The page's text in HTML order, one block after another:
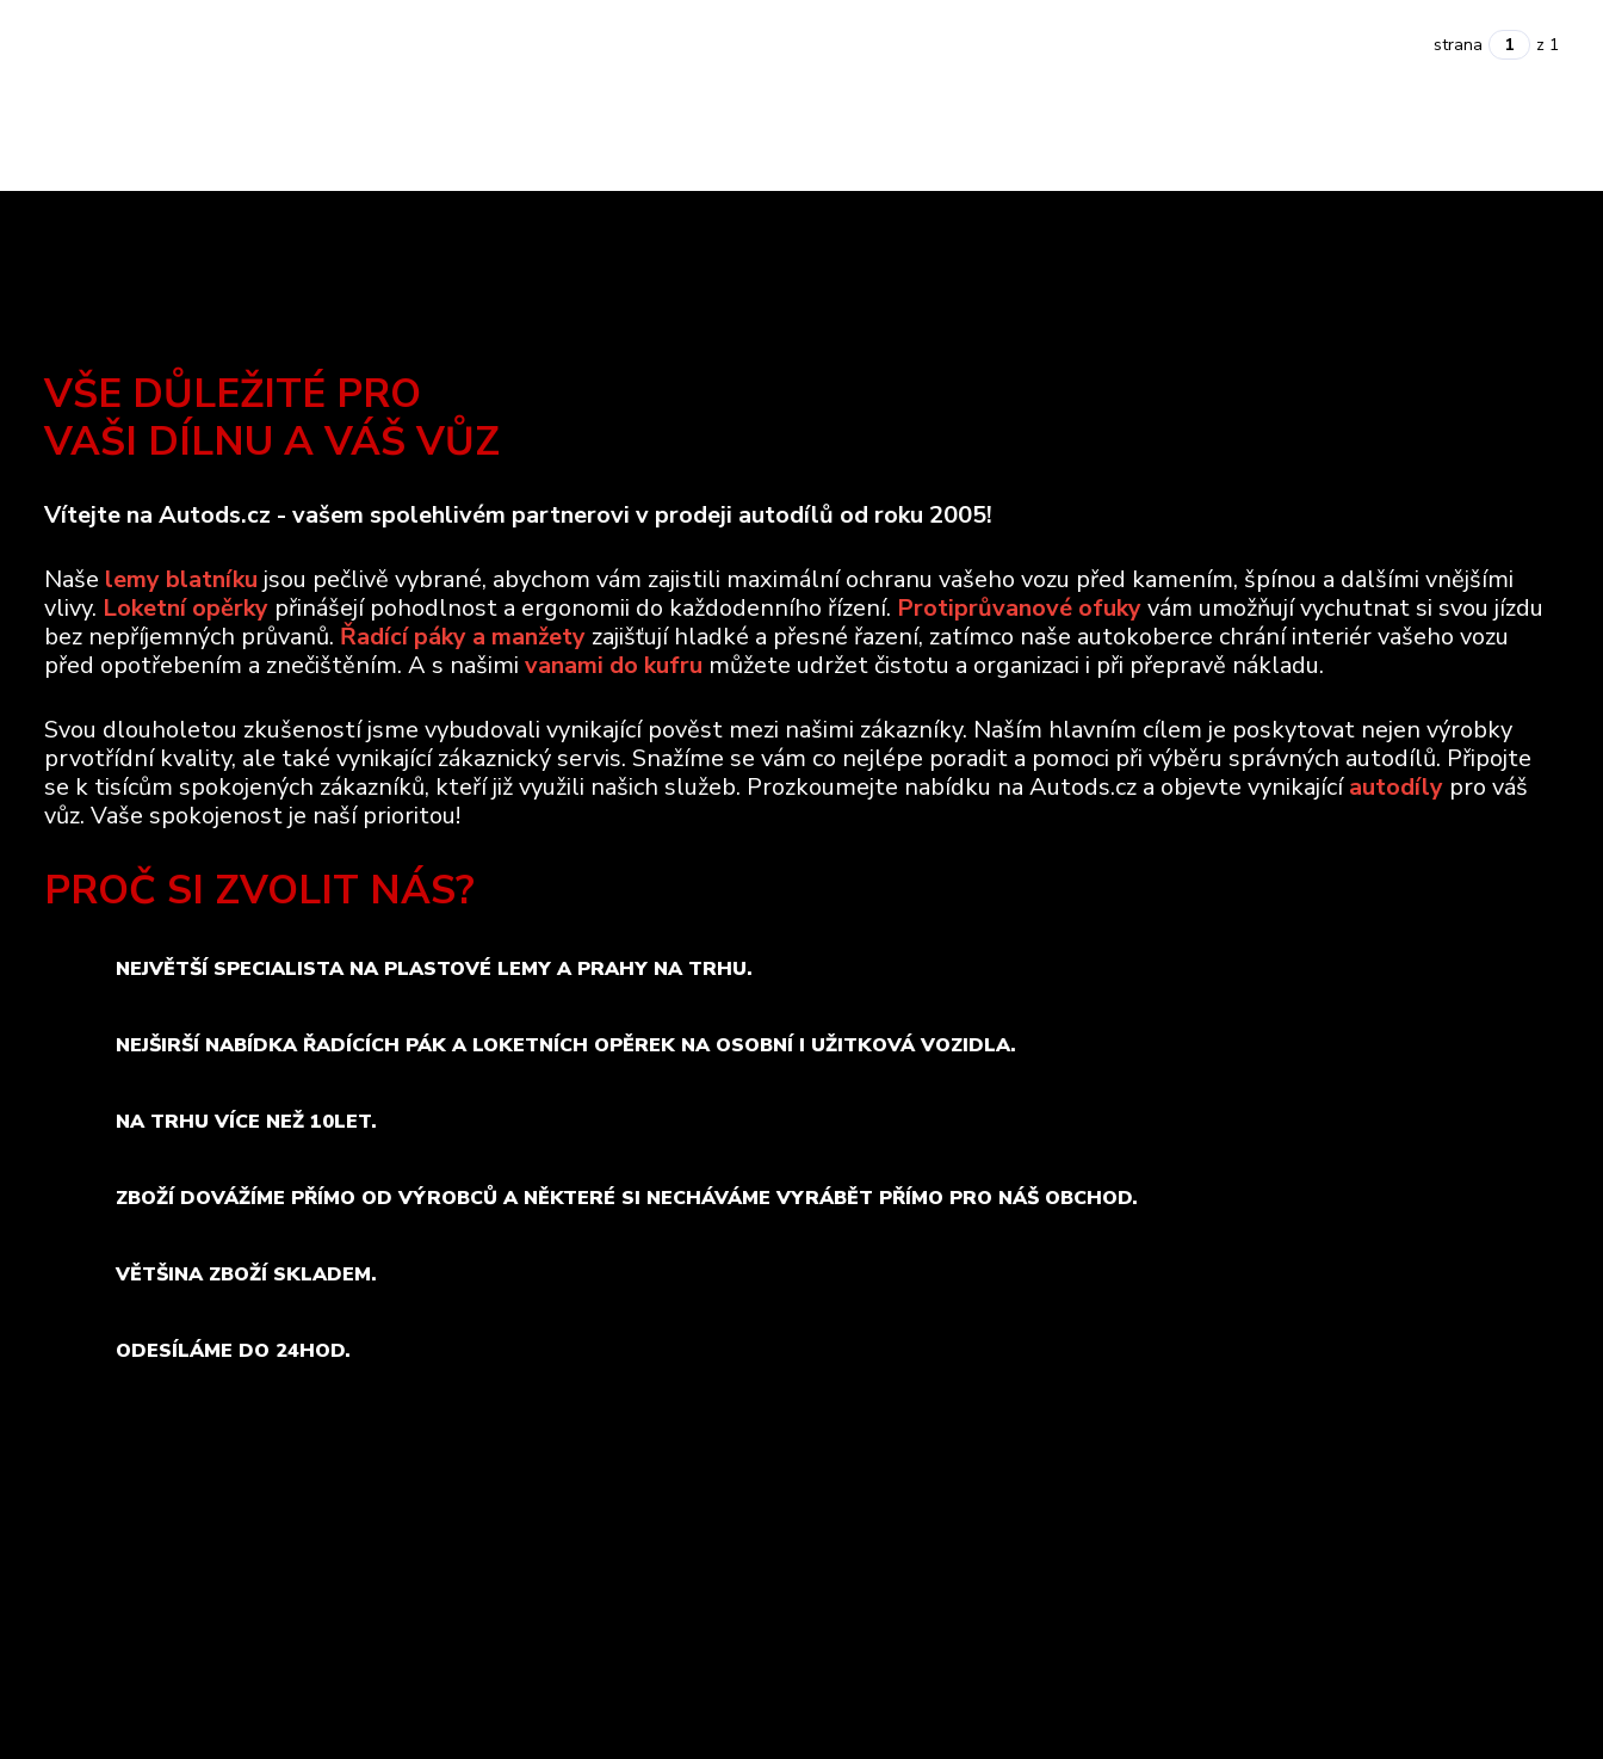
strana z 1
VŠE DŮLEŽITÉ PRO
VAŠI DÍLNU A VÁŠ VŮZ
Vítejte na Autods.cz - vašem spolehlivém partnerovi v prodeji autodílů od roku 2005!
Naše lemy blatníku jsou pečlivě vybrané, abychom vám zajistili maximální ochranu vašeho vozu před kamením, špínou a dalšími vnějšími
vlivy. Loketní opěrky přinášejí pohodlnost a ergonomii do každodenního řízení. Protiprůvanové ofukyvám umožňují vychutnat si svou jízdu
bez nepříjemných průvanů. Řadící páky a manžety zajišťují hladké a přesné řazení, zatímco naše autokoberce chrání interiér vašeho vozu
před opotřebením a znečištěním. A s našimi vanami do kufru můžete udržet čistotu a organizaci i při přepravě nákladu.
Svou dlouholetou zkušeností jsme vybudovali vynikající pověst mezi našimi zákazníky. Naším hlavním cílem je poskytovat nejen výrobky
prvotřídní kvality, ale také vynikající zákaznický servis. Snažíme se vám co nejlépe poradit a pomoci při výběru správných autodílů. Připojte
se k tisícům spokojených zákazníků, kteří již využili našich služeb. Prozkoumejte nabídku na Autods.cz a objevte vynikajícíautodíly pro váš
vůz. Vaše spokojenost je naší prioritou!
PROČ SI ZVOLIT NÁS?
NEJVĚTŠÍ SPECIALISTA NA PLASTOVÉ LEMY A PRAHY NA TRHU.
NEJŠIRŠÍ NABÍDKA ŘADÍCÍCH PÁK A LOKETNÍCH OPĚREK NA OSOBNÍ I UŽITKOVÁ VOZIDLA.
NA TRHU VÍCE NEŽ 10LET.
ZBOŽÍ DOVÁŽÍME PŘÍMO OD VÝROBCŮ A NĚKTERÉ SI NECHÁVÁME VYRÁBĚT PŘÍMO PRO NÁŠ OBCHOD.
VĚTŠINA ZBOŽÍ SKLADEM.
ODESÍLÁME DO 24HOD.